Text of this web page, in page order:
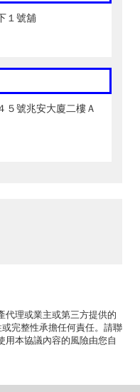
１號舖
５號兆安大廈二樓Ａ
代理或業主或第三方提供的
完整性承擔任何責任。請聯
用本協議內容的風險由您自